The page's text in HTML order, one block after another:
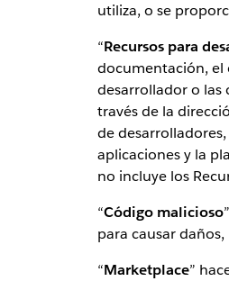
utiliza, o se
“Recursos para
documentación, el
desarrollador o las
través de la
de
aplicaciones y la
no incluye los
“Código malicioso
para causar
“Marketplace”